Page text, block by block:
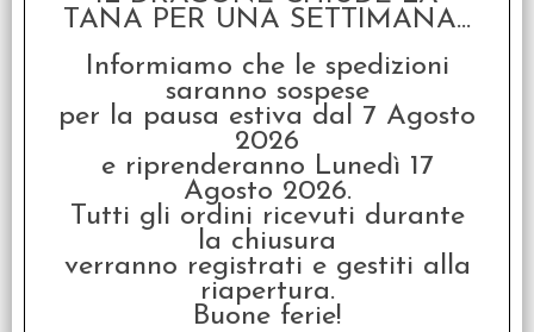
Star Munchkin -
Impunità Diplomatica
€16,99
TANA PER UNA SETTIMANA...
Informiamo che le spedizioni
saranno sospese
per la pausa estiva dal 7 Agosto
2026
e riprenderanno Lunedì 17
Agosto 2026.
Tutti gli ordini ricevuti durante
la chiusura
verranno registrati e gestiti alla
riapertura.
Buone ferie!